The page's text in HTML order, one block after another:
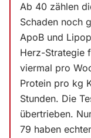
Ab 40 zählen
Schaden noch
ApoB und
Herz-Strategie
viermal pro
Protein pro kg
Stunden. Die
übertrieben.
79 haben